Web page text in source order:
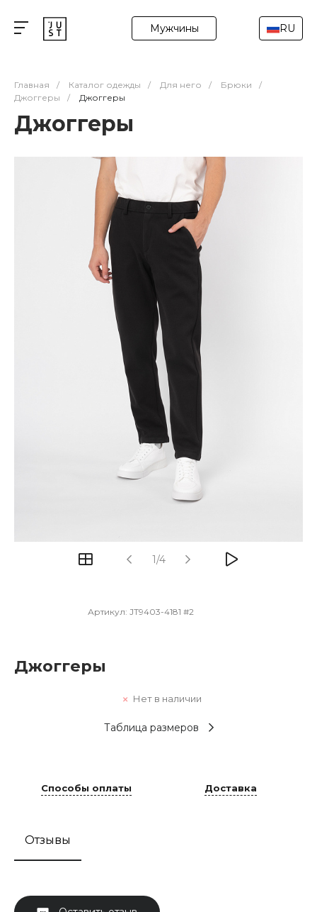
Мужчины RU
Главная / Каталог одежды / Для него / Брюки
/
Джоггеры
/ Джоггеры
Джоггеры
1/4
Артикул: JT9403-4181 #2
Джоггеры
Нет в наличии
Таблица размеров
Способы оплаты Доставка
Отзывы